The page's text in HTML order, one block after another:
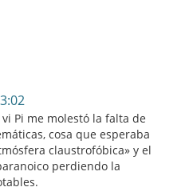
Pi me molestó la falta de
cosa que esperaba
claustrofóbica» y el
perdiendo la